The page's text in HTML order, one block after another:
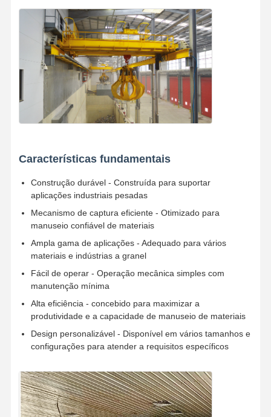
Garras
Guindaste
Motor de engrenagem e freio
Içar
Equipamento de transporte
Características fundamentais
Construção durável - Construída para suportar
aplicações industriais pesadas
Mecanismo de captura eficiente - Otimizado para
manuseio confiável de materiais
Ampla gama de aplicações - Adequado para vários
materiais e indústrias a granel
Fácil de operar - Operação mecânica simples com
manutenção mínima
Alta eficiência - concebido para maximizar a
produtividade e a capacidade de manuseio de materiais
Design personalizável - Disponível em vários tamanhos e
configurações para atender a requisitos específicos